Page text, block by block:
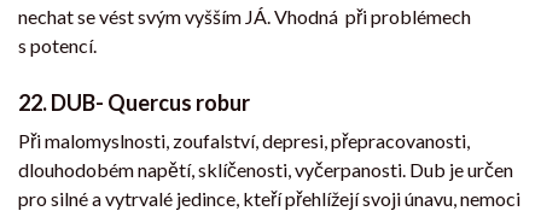
nechat se vést svým vyšším JÁ. Vhodná při problémech
s potencí.
22. DUB- Quercus robur
Při malomyslnosti, zoufalství, depresi, přepracovanosti,
dlouhodobém napětí, sklíčenosti, vyčerpanosti. Dub je určen
pro silné a vytrvalé jedince, kteří přehlížejí svoji únavu, nemoci